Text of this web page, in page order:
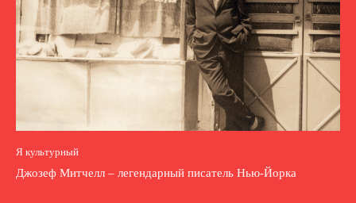
Я культурный
Джозеф Митчелл – легендарный писатель Нью-Йорка